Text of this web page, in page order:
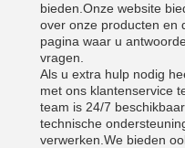
bieden.Onze website
over onze producten en
pagina waar u
vragen.
Als u extra hulp nodig
met ons klantenservice
team is 24/7
technische
verwerken.We bieden